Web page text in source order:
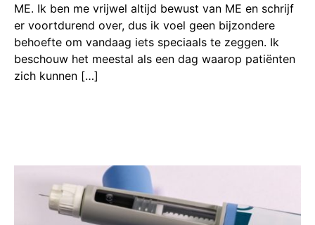
ME. Ik ben me vrijwel altijd bewust van ME en schrijf
er voortdurend over, dus ik voel geen bijzondere
behoefte om vandaag iets speciaals te zeggen. Ik
beschouw het meestal als een dag waarop patiënten
zich kunnen […]